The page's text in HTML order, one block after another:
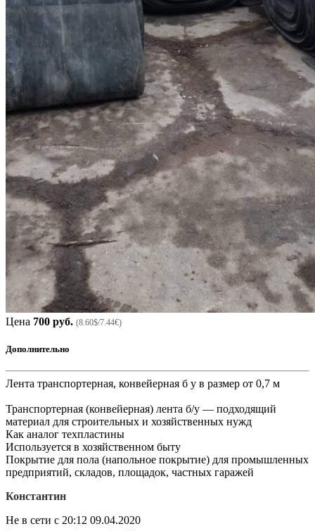
Цена 700 руб. (8.60$/7.44€)
Дополнительно
Лента транспортерная, конвейерная б у в размер от 0,7 м
Транспортерная (конвейерная) лента б/у — подходящий
материал для строительных и хозяйственных нужд
Как аналог техпластины
Используется в хозяйственном быту
Покрытие для пола (напольное покрытие) для промышленных
предприятий, складов, площадок, частных гаражей
Константин
Не в сети с 20:12 09.04.2020